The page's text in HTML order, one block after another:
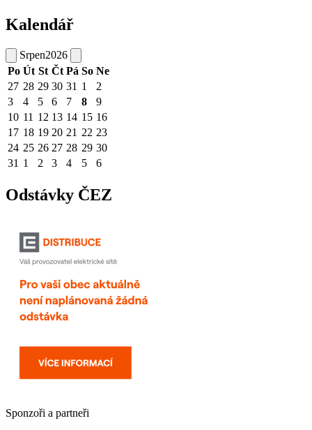
Kalendář
Srpen2026
Po Út St Čt Pá So Ne
27 28 29 30 31 1
2
3
4 5 6 7 8
9
10 11 12 13 14 15 16
17 18 19 20 21 22 23
24 25 26 27 28 29 30
31 1 2 3 4 5 6
Odstávky ČEZ
Sponzoři a partneři